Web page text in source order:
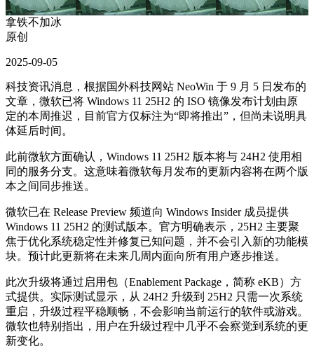
拿铁不加冰
原创
2025-09-05
科技资讯消息，根据国外科技网站 NeoWin 于 9 月 5 日发布的
文章，微软已将 Windows 11 25H2 的 ISO 镜像发布计划由原
定的本周推迟，目前官方仅标注为“即将推出”，但尚未说明具
体延后时间。
此前微软方面确认，Windows 11 25H2 版本将与 24H2 使用相
同的服务分支。这意味着微软每月发布的更新内容将在两个版
本之间同步推送。
微软已在 Release Preview 频道向 Windows Insider 成员提供
Windows 11 25H2 的测试版本。官方明确表示，25H2 主要聚
焦于优化系统稳定性并修复已知问题，并不会引入新的功能模
块。预计此更新将在未来几周内面向所有用户逐步推送。
此次升级将通过启用包（Enablement Package，简称 eKB）方
式提供。实际测试显示，从 24H2 升级到 25H2 只需一次系统
重启，升级过程平稳顺畅，不会影响当前运行的软件或游戏。
微软也特别指出，用户在升级过程中几乎不会察觉到系统的更
新变化。